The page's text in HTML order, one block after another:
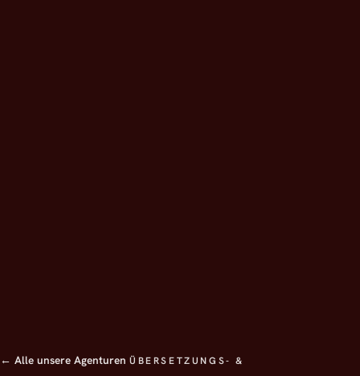
← Alle unsere Agenturen ÜBERSETZUNGS- &